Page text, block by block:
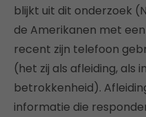
blijkt uit dit onderzoek
de Amerikanen met
recent zijn telefoon
(het zij als afleiding, als
betrokkenheid).
informatie die